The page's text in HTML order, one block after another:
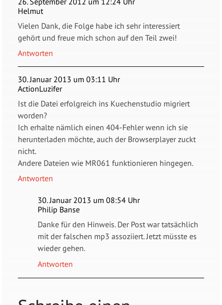
Helmut
Vielen Dank, die Folge habe ich sehr interessiert
gehört und freue mich schon auf den Teil zwei!
Antworten
30. Januar 2013 um 03:11 Uhr
ActionLuzifer
Ist die Datei erfolgreich ins Kuechenstudio migriert
worden?
Ich erhalte nämlich einen 404-Fehler wenn ich sie
herunterladen möchte, auch der Browserplayer zuckt
nicht.
Andere Dateien wie MR061 funktionieren hingegen.
Antworten
30. Januar 2013 um 08:54 Uhr
Philip Banse
Danke für den Hinweis. Der Post war tatsächlich
mit der falschen mp3 assoziiert. Jetzt müsste es
wieder gehen.
Antworten